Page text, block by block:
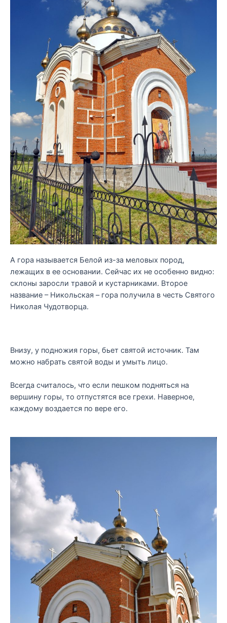
А гора называется Белой из-за меловых пород,
лежащих в ее основании. Сейчас их не особенно видно:
склоны заросли травой и кустарниками. Второе
название – Никольская – гора получила в честь Святого
Николая Чудотворца.
Внизу, у подножия горы, бьет святой источник. Там
можно набрать святой воды и умыть лицо.
Всегда считалось, что если пешком подняться на
вершину горы, то отпустятся все грехи. Наверное,
каждому воздается по вере его.